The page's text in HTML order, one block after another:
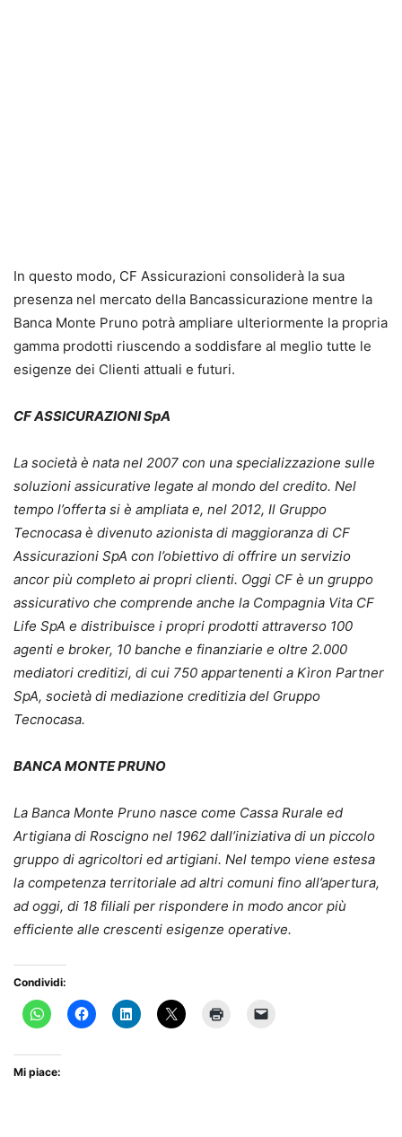
In questo modo, CF Assicurazioni consoliderà la sua
presenza nel mercato della Bancassicurazione mentre la
Banca Monte Pruno potrà ampliare ulteriormente la propria
gamma prodotti riuscendo a soddisfare al meglio tutte le
esigenze dei Clienti attuali e futuri.
CF ASSICURAZIONI SpA
La società è nata nel 2007 con una specializzazione sulle
soluzioni assicurative legate al mondo del credito. Nel
tempo l’offerta si è ampliata e, nel 2012, Il Gruppo
Tecnocasa è divenuto azionista di maggioranza di CF
Assicurazioni SpA con l’obiettivo di offrire un servizio
ancor più completo ai propri clienti. Oggi CF è un gruppo
assicurativo che comprende anche la Compagnia Vita CF
Life SpA e distribuisce i propri prodotti attraverso 100
agenti e broker, 10 banche e finanziarie e oltre 2.000
mediatori creditizi, di cui 750 appartenenti a Kìron Partner
SpA, società di mediazione creditizia del Gruppo
Tecnocasa.
BANCA MONTE PRUNO
La Banca Monte Pruno nasce come Cassa Rurale ed
Artigiana di Roscigno nel 1962 dall’iniziativa di un piccolo
gruppo di agricoltori ed artigiani. Nel tempo viene estesa
la competenza territoriale ad altri comuni fino all’apertura,
ad oggi, di 18 filiali per rispondere in modo ancor più
efficiente alle crescenti esigenze operative.
Condividi:
Mi piace: